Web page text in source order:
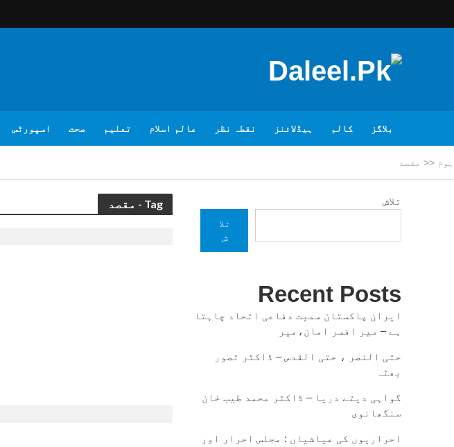
بلاگز کالم ہیڈلائنز نقطہ نظر عالم اسلام تعلیم صحت اسپورٹس
ہوم << مقصد
Tag - مقصد تلاش
تلا
ش
Recent Posts
ایران پاکستان سمیت دفاعی اتحاد چاہتا
ہے – میر افسر امان،میر
حتی النصر ، حتی القدس – ڈاکٹر تصور
بھٹہ
گواہی دیتے دریا – ڈاکٹر محمد طیب خان
سنگھانوی
احراریوں کی عیاشیاں : مجلس احرار اور